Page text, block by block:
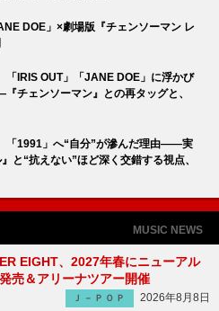
DOE」×劇場版『チェンソーマン レ
IRIS OUT」「JANE DOE」に浮かび
チェンソーマン』との再タッグと、
「1991」へ“自分”が滲んだ理由――実
と“抗えない”ほど深く交錯する視点、
MUSIC NEWS
EIGHT、2027年春にニューアル
売＆アリーナツアー開催
Ｊ－ＰＯＰ
2026年8月8日